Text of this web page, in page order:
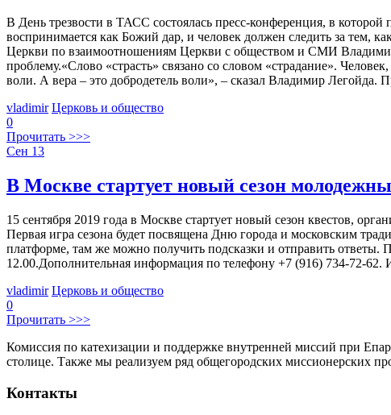
В День трезвости в ТАСС состоялась пресс-конференция, в
воспринимается как Божий дар, и человек должен следить за тем,
Церкви по взаимоотношениям Церкви с обществом и СМИ Владимир
проблему.«Слово «страсть» связано со словом «страдание».
воли. А вера – это добродетель воли», – сказал Владимир
vladimir Церковь и общество
0
Прочитать >>>
Сен 13
В Москве стартует новый сезон
15 сентября 2019 года в Москве стартует новый сезон квестов,
Первая игра сезона будет посвящена Дню города и московским
платформе, там же можно получить подсказки и отправить ответы.
12.00.Дополнительная информация по телефону +7 (916) 734-72-62.
vladimir Церковь и общество
0
Прочитать >>>
Комиссия по катехизации и поддержке внутренней миссий при
столице. Также мы реализуем ряд общегородских миссионерских
Контакты